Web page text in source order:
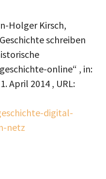
Holger Kirsch,
schreiben
online“ , in:
1. April 2014 , URL:
digital-
netz